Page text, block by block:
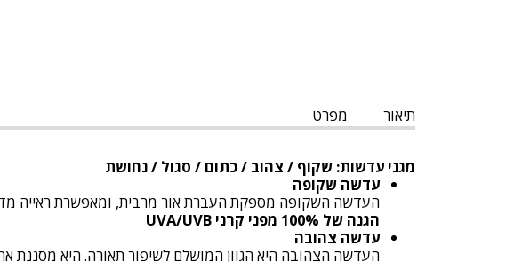
תיאור מפרט
מגני עדשות: שקוף / צהוב / כתום / סגול / נחושת
עדשה שקופה
העדשה השקופה מספקת העברת אור מרבית, ומאפשרת ראייה
הגנה של 100% מפני קרני UVA/UVB
עדשה צהובה